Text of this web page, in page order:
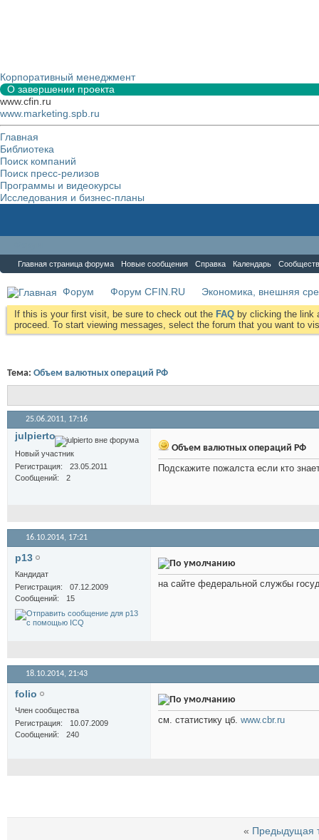
Корпоративный менеджмент
О завершении проекта
www.cfin.ru
www.marketing.spb.ru
Главная
Библиотека
Поиск компаний
Поиск пресс-релизов
Программы и видеокурсы
Исследования и бизнес-планы
Главная страница форума Новые сообщения Справка Календарь
Форум Форум CFIN.RU Экономика, внешняя
If this is your first visit, be sure to check out the FAQ by clicking the link
proceed. To start viewing messages, select the forum that you want to
Тема: Объем валютных операций РФ
25.06.2011, 17:16
julpierto
Новый участник
Регистрация
23.05.2011
Сообщений
2
Объем валютных операций РФ
Подскажите пожалста если кто
16.10.2014, 17:21
p13
Кандидат
Регистрация
07.12.2009
Сообщений
15
на сайте федеральной службы
18.10.2014, 21:43
folio
Член сообщества
Регистрация
10.07.2009
Сообщений
240
см. статистику цб. www.cbr.ru
« Предыдущая